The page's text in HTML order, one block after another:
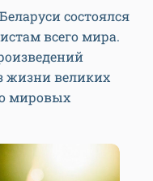
состоялся
всего мира.
жизни великих
мировых